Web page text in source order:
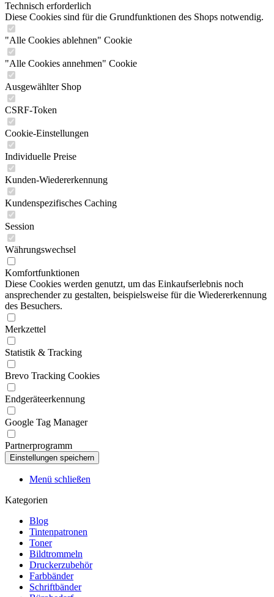
Technisch erforderlich
Diese Cookies sind für die Grundfunktionen des Shops notwendig.
"Alle Cookies ablehnen" Cookie
"Alle Cookies annehmen" Cookie
Ausgewählter Shop
CSRF-Token
Cookie-Einstellungen
Individuelle Preise
Kunden-Wiedererkennung
Kundenspezifisches Caching
Session
Währungswechsel
Komfortfunktionen
Diese Cookies werden genutzt, um das Einkaufserlebnis noch
ansprechender zu gestalten, beispielsweise für die Wiedererkennung
des Besuchers.
Merkzettel
Statistik & Tracking
Brevo Tracking Cookies
Endgeräteerkennung
Google Tag Manager
Partnerprogramm
Menü schließen
Kategorien
Blog
Tintenpatronen
Toner
Bildtrommeln
Druckerzubehör
Farbbänder
Schriftbänder